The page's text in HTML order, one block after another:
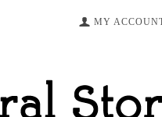
MY